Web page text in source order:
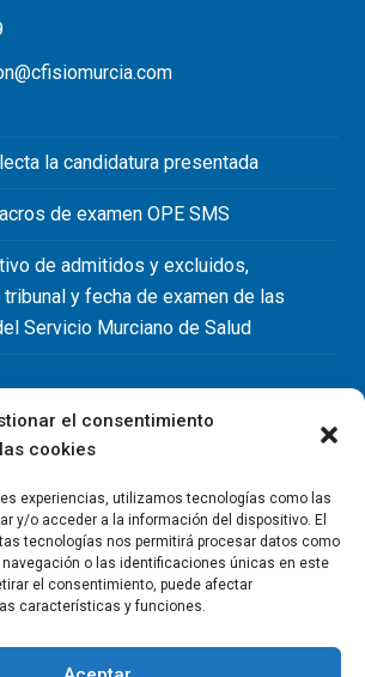
el consentimiento
cookies
experiencias, utilizamos tecnologías como las
y/o acceder a la información del dispositivo. El
tecnologías nos permitirá procesar datos como
o las identificaciones únicas en este
el consentimiento, puede afectar
características y funciones.
la candidatura presentada
de examen OPE SMS
de admitidos y excluidos,
y fecha de examen de las
Servicio Murciano de Salud